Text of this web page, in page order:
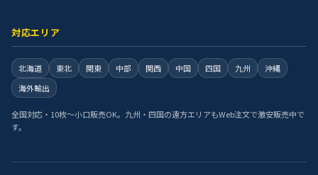
対応エリア
北海道 東北 関東 中部 関西 中国 四国 九州
沖縄
海外輸出
全国対応・10枚〜小口販売OK。九州・四国の遠方エリアもWeb注文で激安販売中で
す。